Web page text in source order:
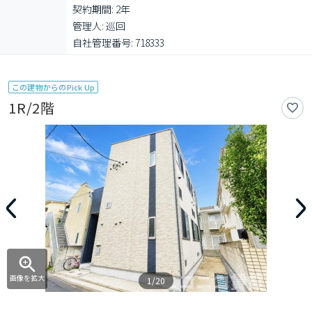
契約期間: 2年
管理人: 巡回
自社管理番号: 718333
この建物からのPick Up
1R/2階
画像を拡大 1/20